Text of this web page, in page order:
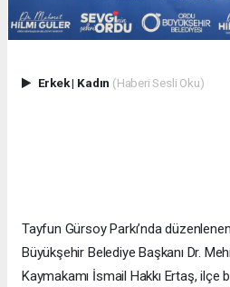
Erkek| Kadın (Haberi Sesli Oku)
Tayfun Gürsoy Parkı’nda
Büyükşehir Belediye Başkanı Dr.
Kaymakamı İsmail Hakkı Ertaş, ilçe